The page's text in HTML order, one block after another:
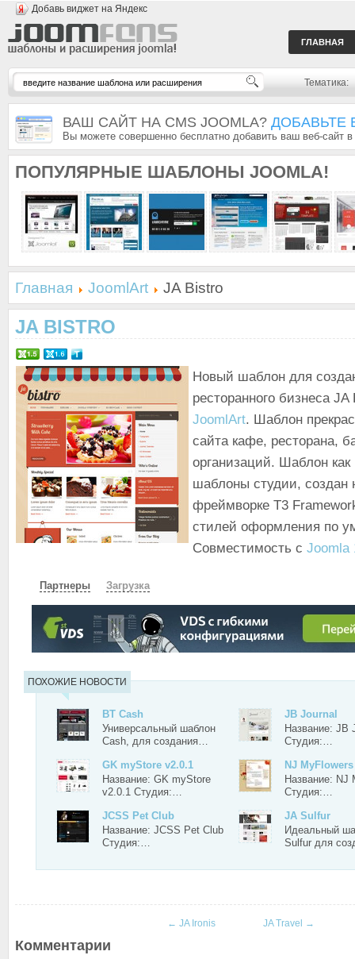
Добавь виджет на Яндекс
ГЛАВНАЯ
Тематика:
ВАШ САЙТ НА CMS JOOMLA? ДОБАВЬТЕ
Вы можете совершенно бесплатно добавить ваш веб-сайт
ПОПУЛЯРНЫЕ ШАБЛОНЫ JOOMLA!
Главная JoomlArt JA Bistro
JA BISTRO
Новый шаблон для
ресторанного бизнеса
JoomlArt. Шаблон
сайта кафе, ресторана,
организаций. Шаблон как
шаблоны студии, создан
фреймворке T3
стилей оформления по
Совместимость с Joomla
Партнеры Загрузка
СКАЧАТЬ ЗЕРКАЛО
ПОХОЖИЕ НОВОСТИ
BT Cash
Универсальный шаблон
Cash, для создания…
JB Journal
Название: JB
Студия:…
GK myStore v2.0.1
Название: GK myStore
v2.0.1 Студия:…
NJ MyFlowers
Название: NJ
Студия:…
JCSS Pet Club
Название: JCSS Pet Club
Студия:…
JA Sulfur
Идеальный
Sulfur для
← JA Ironis JA Travel →
Комментарии